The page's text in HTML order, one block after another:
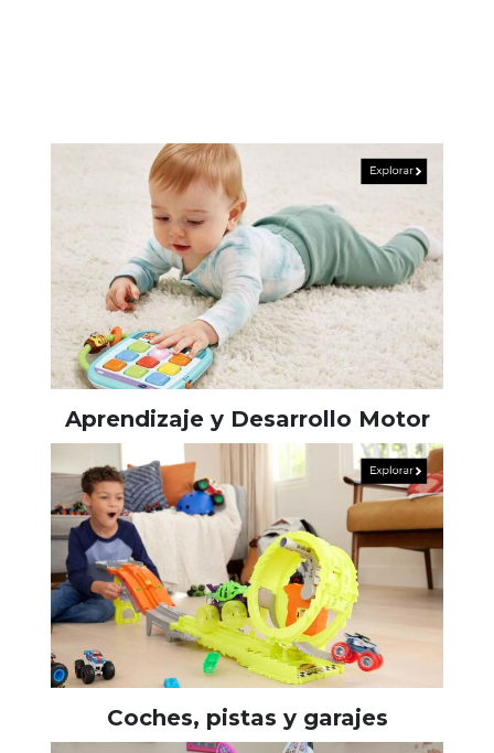
Aprendizaje y Desarrollo Motor
Coches, pistas y garajes